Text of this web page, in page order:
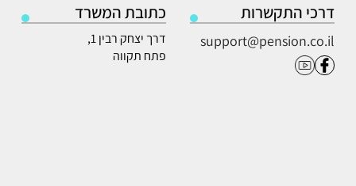
דרכי התקשרות
support@pension.co.il
כתובת המשרד
דרך יצחק רבין 1,
פתח תקווה